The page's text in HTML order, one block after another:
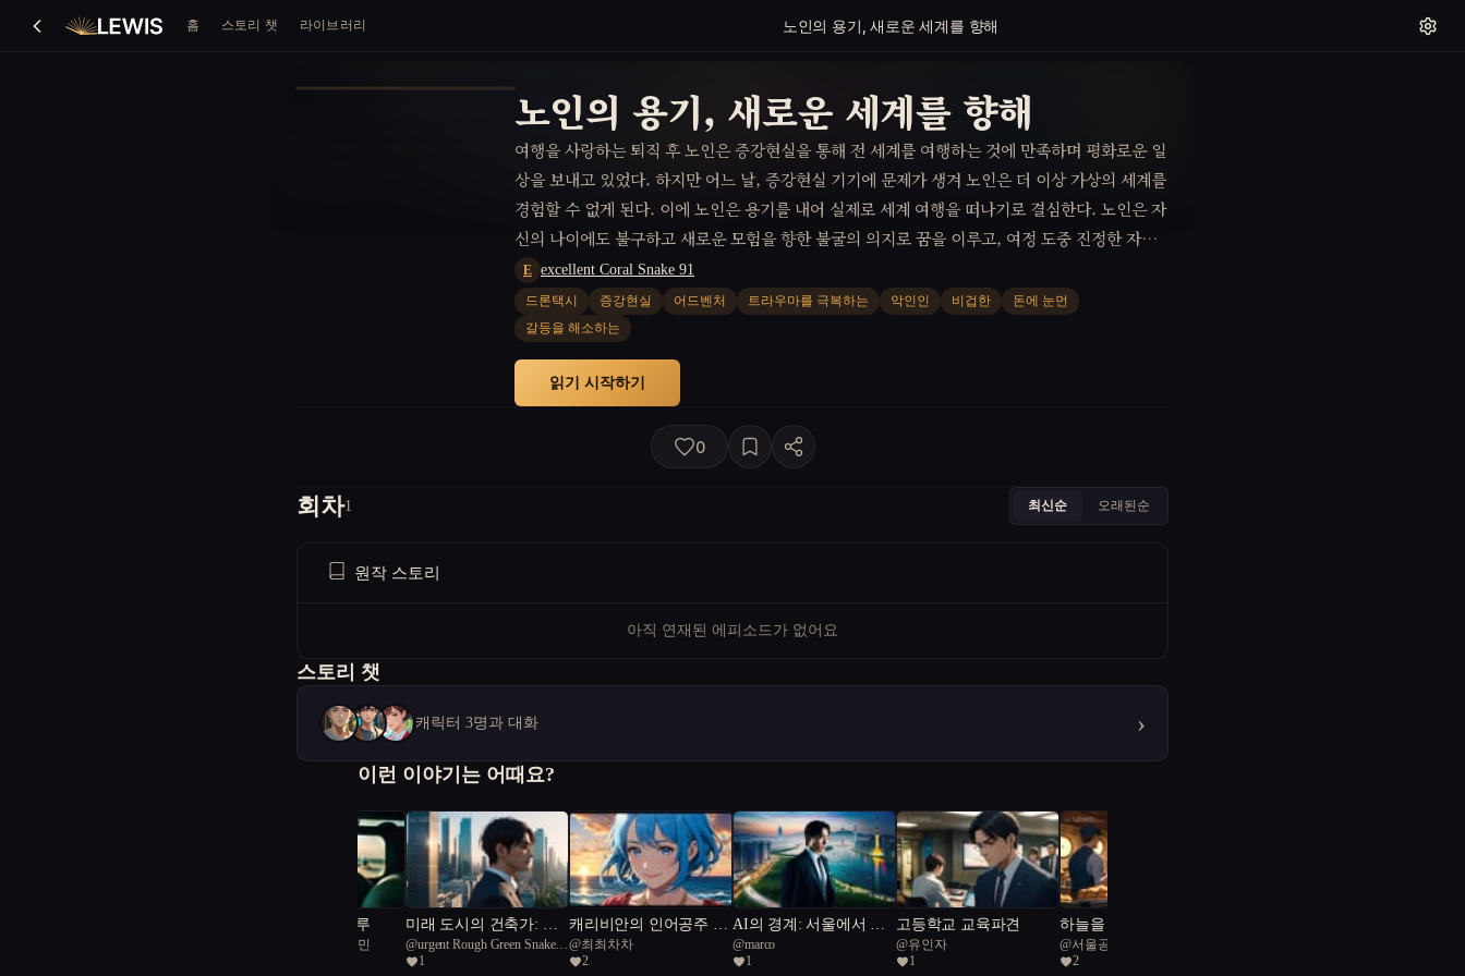
홈 스토리 챗 라이브러리 노인의 용기, 새로운 세계를 향해
노인의 용기, 새로운 세계를 향해
여행을 사랑하는 퇴직 후 노인은 증강현실을 통해 전 세계를 여행하는 것에 만족하며 평화로운 일
상을 보내고 있었다. 하지만 어느 날, 증강현실 기기에 문제가 생겨 노인은 더 이상 가상의 세계를
경험할 수 없게 된다. 이에 노인은 용기를 내어 실제로 세계 여행을 떠나기로 결심한다. 노인은 자
신의 나이에도 불구하고 새로운 모험을 향한 불굴의 의지로 꿈을 이루고, 여정 도중 진정한 자유
와 행복을 찾게 되는가?
E excellent Coral Snake 91
드론택시 증강현실 어드벤처 트라우마를 극복하는 악인인 비겁한
돈에 눈먼
갈등을 해소하는
읽기 시작하기
0
회차1 최신순 오래된순
원작 스토리
아직 연재된 에피소드가 없어요
스토리 챗
캐릭터 3명과 대화 ›
이런 이야기는 어때요?
하늘을 빌려준 하루
서울공화국일급시민
미래 도시의 건축가: 자
연과 기술의 교향곡
@urgent Rough Green Snake
451
캐리비안의 인어공주 3:
원피스
@최최차차
2
AI의 경계: 서울에서 찾
은 공존의 미래
@marco
1
고등학교 교육파견
@유인자
1
하늘을 나는 붕어빵
@서울공화국일급시민
2